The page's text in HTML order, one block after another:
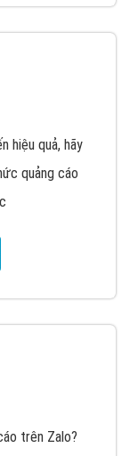
hiệu quả, hãy
quảng cáo
trên Zalo?